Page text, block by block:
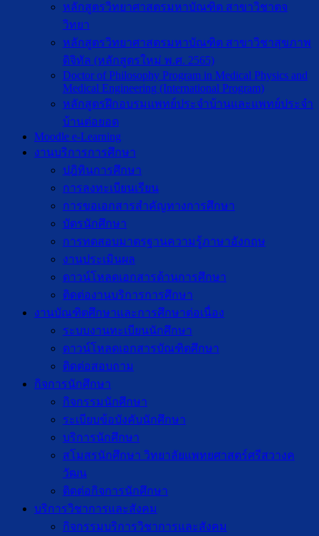
หลักสูตรวิทยาศาสตรมหาบัณฑิต สาขาวิชาตจ
วิทยา
หลักสูตรวิทยาศาสตรมหาบัณฑิต สาขาวิชาสุขภาพ
ดิจิทัล (หลักสูตรใหม่ พ.ศ. 2565)
Doctor of Philosophy Program in Medical Physics and
Medical Engineering (International Program)
หลักสูตรฝึกอบรมแพทย์ประจำบ้านและแพทย์ประจำ
บ้านต่อยอด
Moodle e-Learning
งานบริการการศึกษา
ปฎิทินการศึกษา
การลงทะเบียนเรียน
การขอเอกสารสำคัญทางการศึกษา
บัตรนักศึกษา
การทดสอบมาตรฐานความรู้ภาษาอังกฤษ
งานประเมินผล
ดาวน์โหลดเอกสารด้านการศึกษา
ติดต่องานบริการการศึกษา
งานบัณฑิตศึกษาเเละการศึกษาต่อเนื่อง
ระบบงานทะเบียนนักศึกษา
ดาวน์โหลดเอกสารบัณฑิตศึกษา
ติดต่อสอบถาม
กิจการนักศึกษา
กิจกรรมนักศึกษา
ระเบียบข้อบังคับนักศึกษา
บริการนักศึกษา
สโมสรนักศึกษา วิทยาลัยแพทยศาสตร์ศรีสวางค
วัฒน
ติดต่อกิจการนักศึกษา
บริการวิชาการและสังคม
กิจกรรมบริการวิชาการและสังคม